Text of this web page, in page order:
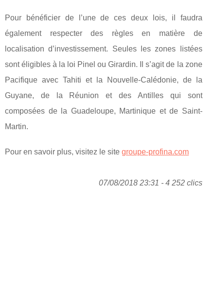
Pour bénéficier de l’une de ces deux lois, il faudra
également respecter des règles en matière de
localisation d’investissement. Seules les zones listées
sont éligibles à la loi Pinel ou Girardin. Il s’agit de la zone
Pacifique avec Tahiti et la Nouvelle-Calédonie, de la
Guyane, de la Réunion et des Antilles qui sont
composées de la Guadeloupe, Martinique et de Saint-
Martin.
Pour en savoir plus, visitez le site groupe-profina.com
07/08/2018 23:31 - 4 252 clics